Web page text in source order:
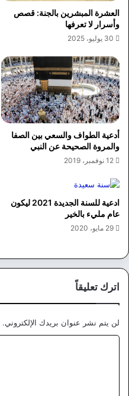
العشرة المبشرين بالجنة: قصص
وأسرار لا تعرفها
30 يوليو، 2025
أدعية الطواف والسعي بين الصفا
والمروة الصحيحة عن النبي
12 نوفمبر، 2019
ادعية للسنة الجديدة 2021 ليكون
عام مليء بالخير
29 مايو، 2020
اترك تعليقاً
لن يتم نشر عنوان بريدك الإلكتروني.